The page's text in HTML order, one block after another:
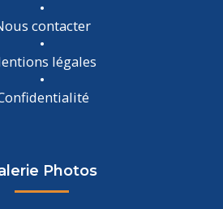
contacter
légales
Photos